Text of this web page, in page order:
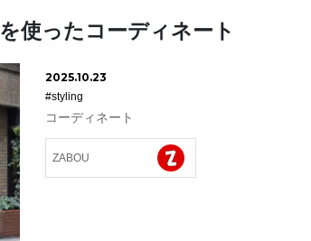
使ったコーディネート
2025.10.23
#styling
コーディネート
ZABOU